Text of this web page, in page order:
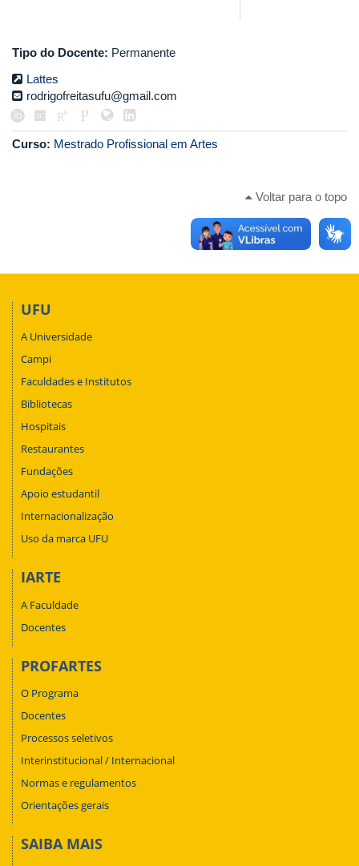
Tipo do Docente: Permanente
Lattes
rodrigofreitasufu@gmail.com
Curso: Mestrado Profissional em Artes
Voltar para o topo
UFU
A Universidade
Campi
Faculdades e Institutos
Bibliotecas
Hospitais
Restaurantes
Fundações
Apoio estudantil
Internacionalização
Uso da marca UFU
IARTE
A Faculdade
Docentes
PROFARTES
O Programa
Docentes
Processos seletivos
Interinstitucional / Internacional
Normas e regulamentos
Orientações gerais
SAIBA MAIS